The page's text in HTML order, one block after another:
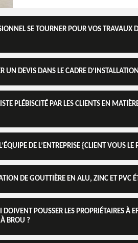
SE TOURNER POUR VOS TRAVAUX
UN DEVIS DANS LE CADRE
PLÉBISCITÉ PAR LES CLIENTS EN
DE L’ENTREPRISE {CLIENT VOUS
DE GOUTTIÈRE EN ALU, ZINC ET PVC
POUSSER LES PROPRIÉTAIRES À
BROU ?